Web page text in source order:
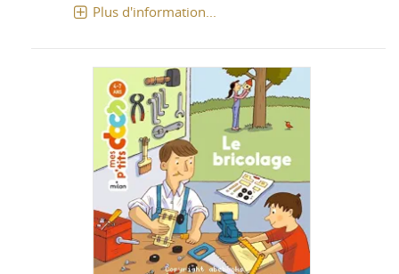
Plus d'information...